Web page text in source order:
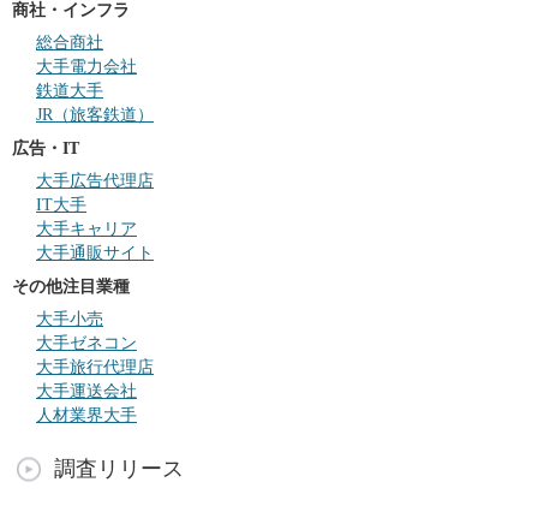
商社・インフラ
総合商社
大手電力会社
鉄道大手
JR（旅客鉄道）
広告・IT
大手広告代理店
IT大手
大手キャリア
大手通販サイト
その他注目業種
大手小売
大手ゼネコン
大手旅行代理店
大手運送会社
人材業界大手
調査リリース